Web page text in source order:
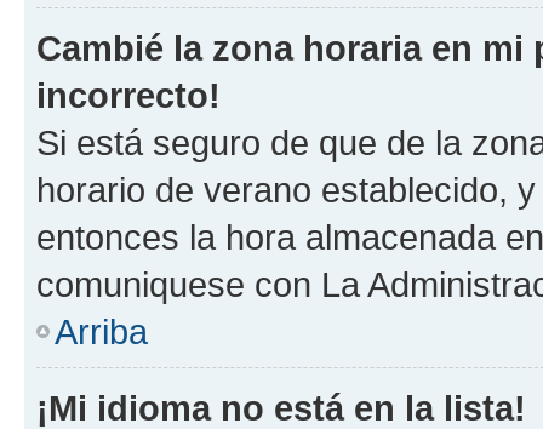
Cambié la zona horaria en
incorrecto!
Si está seguro de que de la
horario de verano establecido,
entonces la hora almacenada
comuniquese con La
Arriba
¡Mi idioma no está en la lista!